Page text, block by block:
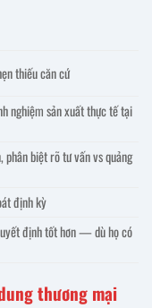
thiếu căn cứ
nghiệm sản xuất thực tế tại
phân biệt rõ tư vấn vs quảng
định kỳ
định tốt hơn — dù họ có
thương mại